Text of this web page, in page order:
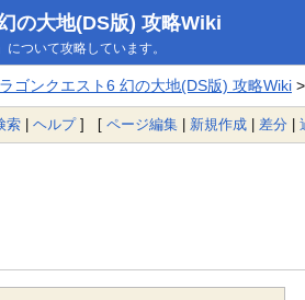
の大地(DS版) 攻略Wiki
ついて攻略しています。
ラゴンクエスト6 幻の大地(DS版) 攻略Wiki>
索 | ヘルプ] [ ページ編集 | 新規作成 | 差分 |